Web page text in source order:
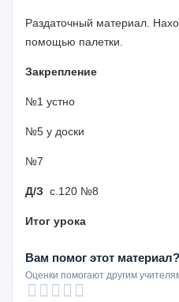
Раздаточный материал.
помощью палетки.
Закрепление
№1 устно
№5 у доски
№7
Д/З с.120 №8
Итог урока
Вам помог этот материал?
Оценки помогают другим